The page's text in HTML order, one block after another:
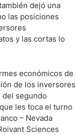
dejó una
las posiciones
y las cortas lo
económicos de
de los inversores
del segundo
les toca el turno
– Nevada
Sciences